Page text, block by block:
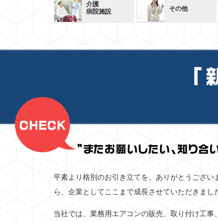
介護
病院施設
その他
平素より格別のお引き立てを、ありがとうござ
ら、企業としてここまで成長させていただきまし
当社では、業務用エアコンの販売、取り付け工